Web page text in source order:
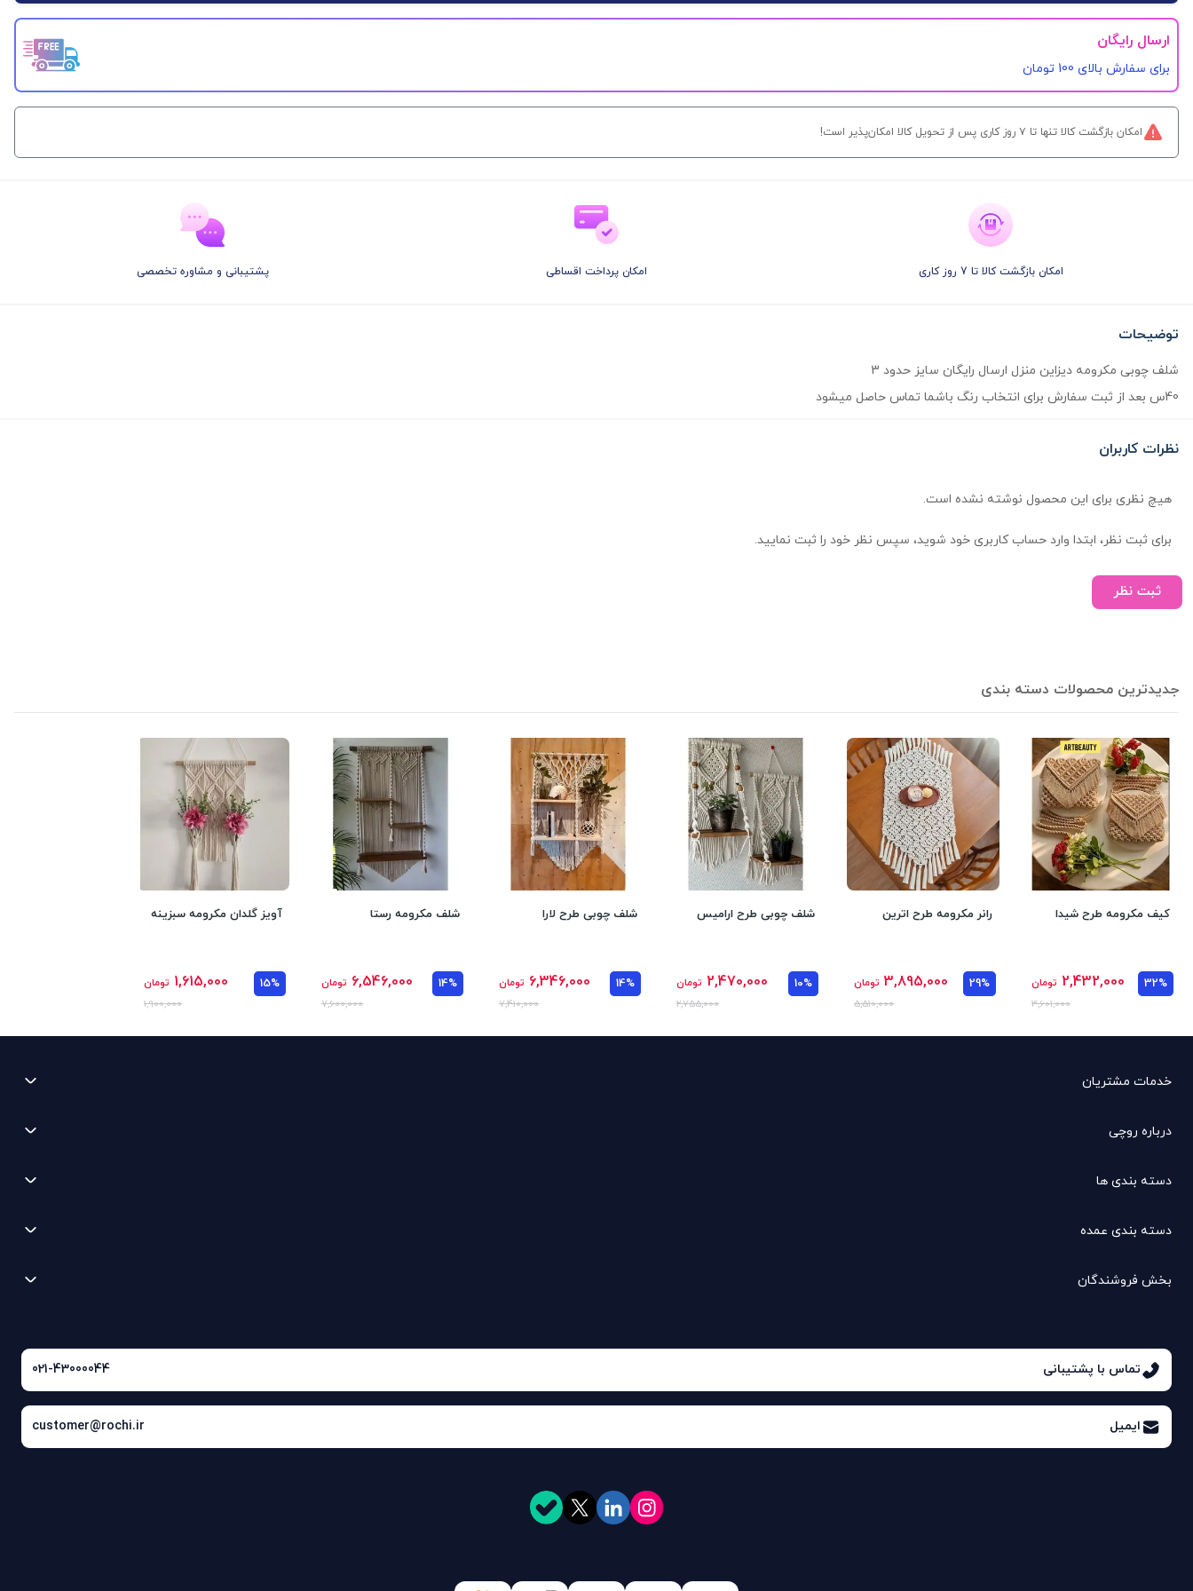
ارسال رایگان
برای سفارش‌ بالای 100 تومان
امکان بازگشت کالا تنها تا ۷ روز کاری پس از تحویل کالا امکان‌پذیر است!
امکان بازگشت کالا تا 7 روز کاری امکان پرداخت اقساطی پشتیبانی و مشاوره تخصصی
توضیحات
شلف چوبی مکرومه دیزاین منزل ارسال رایگان سایز حدود 3
40س بعد از ثبت سفارش برای انتخاب رنگ باشما تماس حاصل میشود
نظرات کاربران
هیچ نظری برای این محصول نوشته نشده است.
برای ثبت نظر، ابتدا وارد حساب کاربری خود شوید، سپس نظر خود را ثبت نمایید.
ثبت نظر
جدیدترین محصولات دسته بندی
کیف مکرومه طرح شیدا
32%
2,432,000 تومان
3,601,000
رانر مکرومه طرح اترین
29%
3,895,000 تومان
5,510,000
شلف چوبی‌ طرح ارامیس
10%
2,470,000 تومان
2,755,000
شلف چوبی طرح لارا
14%
6,346,000 تومان
7,410,000
شلف مکرومه رستا
14%
6,546,000 تومان
7,600,000
آویز گلدان مکرومه سبزینه
15%
1,615,000 تومان
1,900,000
خدمات مشتریان
درباره روچی
دسته بندی ها
دسته بندی عمده
بخش فروشندگان
تماس با پشتیبانی 021-43000044
ایمیل customer@rochi.ir